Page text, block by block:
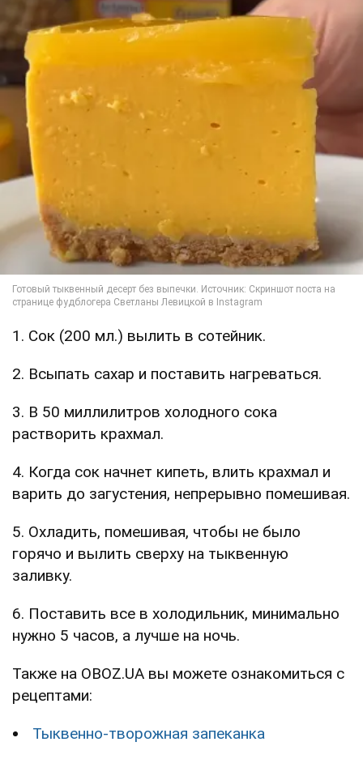
1. Сок (200 мл.) вылить в сотейник.
2. Всыпать сахар и поставить нагреваться.
3. В 50 миллилитров холодного сока
растворить крахмал.
4. Когда сок начнет кипеть, влить крахмал и
варить до загустения, непрерывно помешивая.
5. Охладить, помешивая, чтобы не было
горячо и вылить сверху на тыквенную
заливку.
6. Поставить все в холодильник, минимально
нужно 5 часов, а лучше на ночь.
Также на OBOZ.UA вы можете ознакомиться с
рецептами:
Тыквенно-творожная запеканка